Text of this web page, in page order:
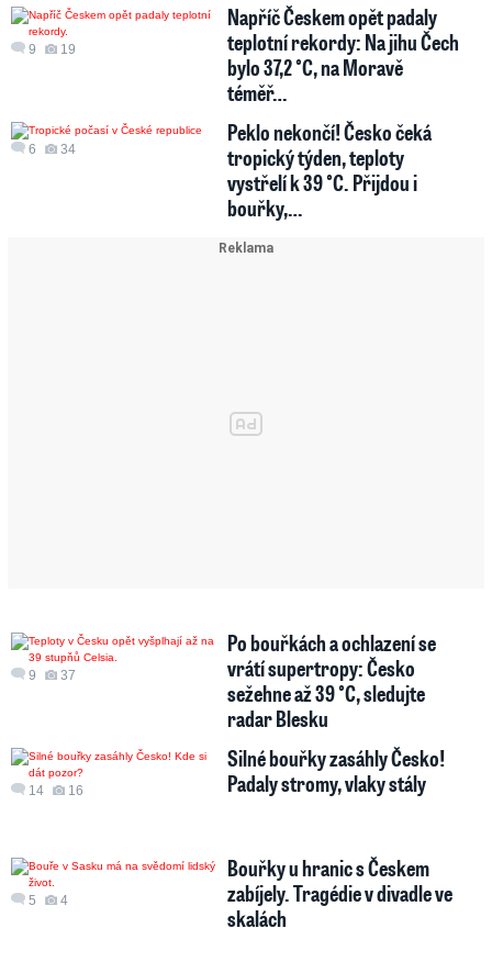
9 19
Napříč Českem opět padaly
teplotní rekordy: Na jihu Čech
bylo 37,2 °C, na Moravě
téměř…
6 34
Peklo nekončí! Česko čeká
tropický týden, teploty
vystřelí k 39 °C. Přijdou i
bouřky,…
9 37
Po bouřkách a ochlazení se
vrátí supertropy: Česko
sežehne až 39 °C, sledujte
radar Blesku
14 16
Silné bouřky zasáhly Česko!
Padaly stromy, vlaky stály
5 4
Bouřky u hranic s Českem
zabíjely. Tragédie v divadle ve
skalách